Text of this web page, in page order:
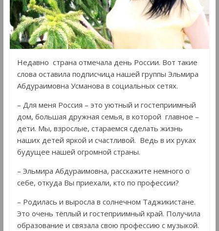
Недавно страна отмечала день России. Вот такие
слова оставила подписчица нашей группы Эльмира
Абдураимовна Усманова в социальных сетях.
– Для меня Россия – это уютный и гостеприимный
дом, большая дружная семья, в которой главное –
дети. Мы, взрослые, стараемся сделать жизнь
наших детей яркой и счастливой. Ведь в их руках
будущее нашей огромной страны.
– Эльмира Абдураимовна, расскажите немного о
себе, откуда Вы приехали, кто по профессии?
– Родилась и выросла в солнечном Таджикистане.
Это очень тёплый и гостеприимный край. Получила
образование и связала свою профессию с музыкой.